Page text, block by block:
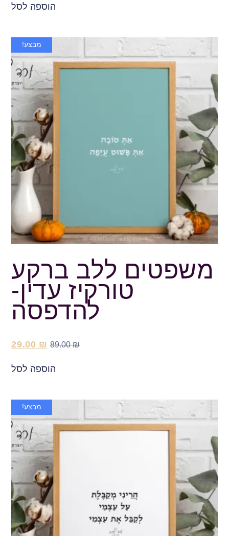
הוספה לסל
מבצע!
משפטים ללב ברקע
טורקיז עדין-
להדפסה
89.00₪
29.00 ₪
הוספה לסל
מבצע!